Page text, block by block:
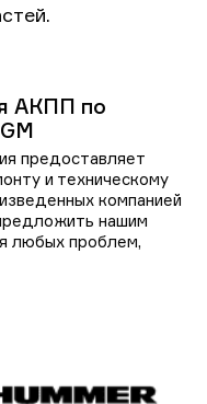
АКПП по
предоставляет
и техническому
компанией
нашим
любых проблем,